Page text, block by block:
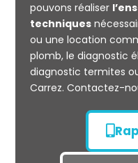
pouvons réaliser
techniques
ou une location
plomb, le diagnostic
diagnostic termites
Carrez. Contactez-